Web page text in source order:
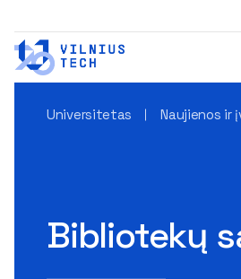
Universitetas Naujienos ir
Bibliotekų